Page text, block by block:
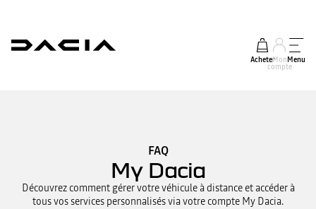
AcheterMon
compte
Menu
FAQ
My Dacia
Découvrez comment gérer votre véhicule à distance et accéder à
tous vos services personnalisés via votre compte My Dacia.